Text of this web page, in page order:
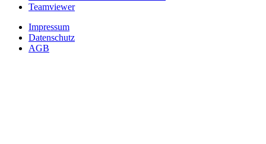
Teamviewer
Impressum
Datenschutz
AGB